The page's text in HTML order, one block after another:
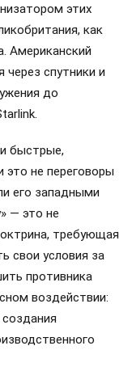
этих
как
Американский
через спутники и
до
быстрые,
не переговоры
его западными
— это не
требующая
свои условия за
противника
воздействии: